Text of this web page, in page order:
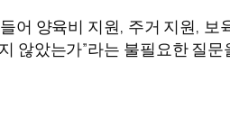
어 양육비 지원, 주거 지원,
않았는가”라는 불필요한 질